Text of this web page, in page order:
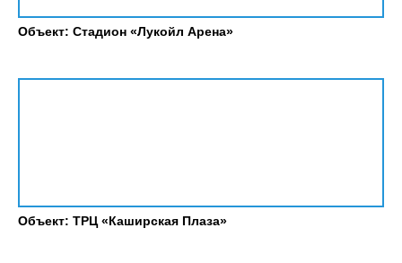
Объект: Стадион «Лукойл Арена»
Объект: ТРЦ «Каширская Плаза»